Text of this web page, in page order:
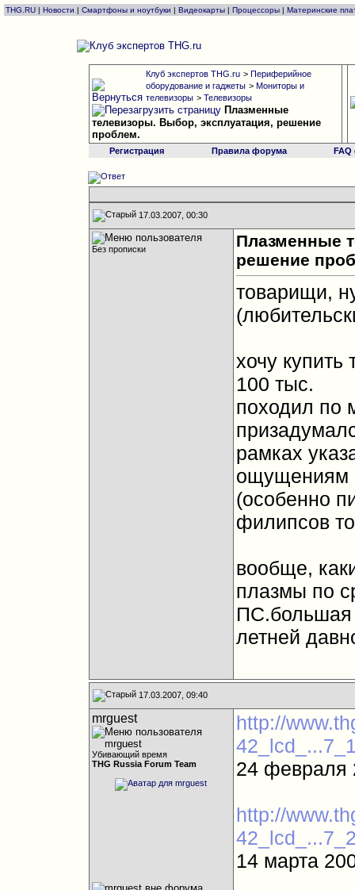
THG.RU | Новости | Смартфоны и ноутбуки | Видеокарты | Процессоры | Материнские
Клуб экспертов THG.ru > Периферийное
оборудование и гаджеты > Мониторы и
телевизоры > Телевизоры
Плазменные
телевизоры. Выбор, эксплуатация, решение
проблем.
Регистрация Правила форума
17.03.2007, 00:30
Без прописки
Плазменные
решение
товарищи,
хочу
100 тыс.
походил по
рамках
ощущениям
(особенно
филипсов
вообще,
плазмы по
ПС.большая
летней
17.03.2007, 09:40
mrguest
Убивающий время
THG Russia Forum Team
http://
24 февраля
http://
14 марта